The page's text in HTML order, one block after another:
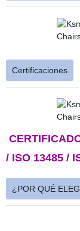
Certificaciones
/ ISO 13485 /
¿POR QUÉ ELEG